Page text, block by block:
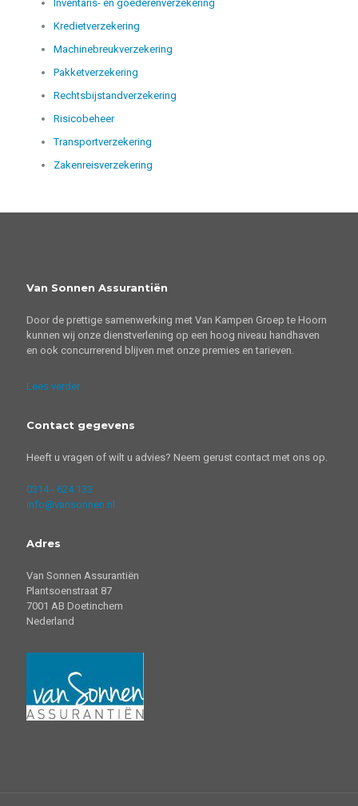
Inventaris- en goederenverzekering
Kredietverzekering
Machinebreukverzekering
Pakketverzekering
Rechtsbijstandverzekering
Risicobeheer
Transportverzekering
Zakenreisverzekering
Van Sonnen Assurantiën
Door de prettige samenwerking met Van Kampen Groep te Hoorn
kunnen wij onze dienstverlening op een hoog niveau handhaven
en ook concurrerend blijven met onze premies en tarieven.
Lees verder
Contact gegevens
Heeft u vragen of wilt u advies? Neem gerust contact met ons op.
0314 - 624 133
info@vansonnen.nl
Adres
Van Sonnen Assurantiën
Plantsoenstraat 87
7001 AB Doetinchem
Nederland